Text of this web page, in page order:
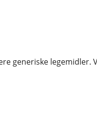
generiske legemidler.